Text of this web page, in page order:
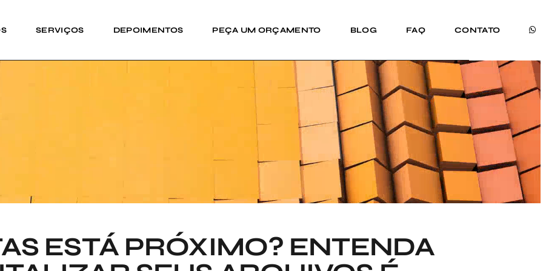
SERVIÇOS DEPOIMENTOS PEÇA UM ORÇAMENTO BLOG FAQ CONTATO
ESTÁ PRÓXIMO? ENTENDA